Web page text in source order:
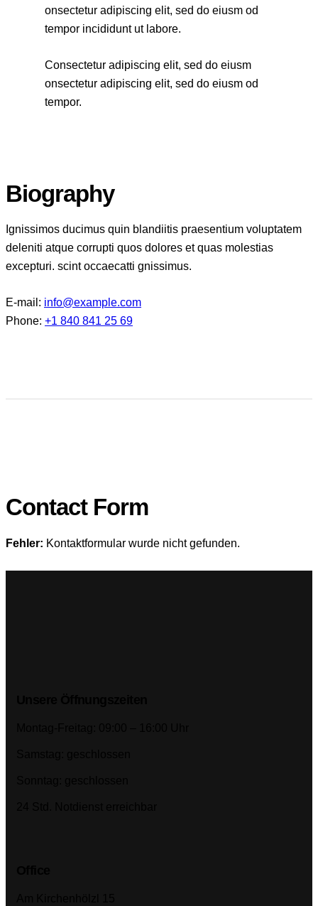
onsectetur adipiscing elit, sed do eiusm od
tempor incididunt ut labore.
Consectetur adipiscing elit, sed do eiusm
onsectetur adipiscing elit, sed do eiusm od
tempor.
Biography
Ignissimos ducimus quin blandiitis praesentium voluptatem
deleniti atque corrupti quos dolores et quas molestias
excepturi. scint occaecatti gnissimus.
E-mail: info@example.com
Phone: +1 840 841 25 69
Contact Form
Fehler: Kontaktformular wurde nicht gefunden.